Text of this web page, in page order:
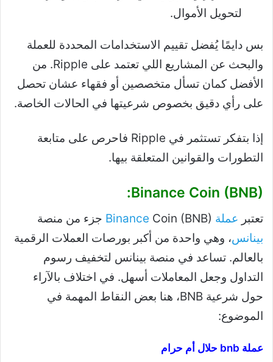
لتحويل الأموال.
بس دايمًا يُفضل تقييم الاستخدامات المحددة للعملة
والبحث عن المشاريع اللي تعتمد على Ripple. من
الأفضل كمان تسأل متخصصين أو فقهاء عشان تحصل
على رأي دقيق بخصوص شرعيتها في الحالات الخاصة.
إذا بتفكر تستثمر في Ripple فاحرص على متابعة
التطورات والقوانين المتعلقة بيها.
Binance Coin (BNB):
تعتبر عملة Binance Coin (BNB) جزء من منصة
بينانس، وهي واحدة من أكبر بورصات العملات الرقمية
بالعالم. تساعد في منصة بينانس لتخفيف رسوم
التداول وجعل المعاملات أسهل. في اختلاف بالآراء
حول شرعية BNB، هنا بعض النقاط المهمة في
الموضوع:
عملة bnb حلال أم حرام​